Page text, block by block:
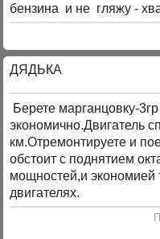
бензина и не гляжу -
ДЯДЬКА
Берете марганцовку-
экономично.Двигатель
км.Отремонтируете и
обстоит с поднятием
мощностей,и экономией
двигателях.